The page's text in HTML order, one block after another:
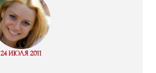
“
24 ИЮЛЯ 2011
Read